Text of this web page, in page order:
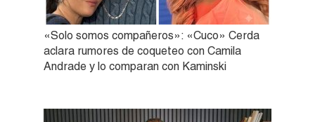
«Solo somos compañeros»: «Cuco» Cerda
aclara rumores de coqueteo con Camila
Andrade y lo comparan con Kaminski